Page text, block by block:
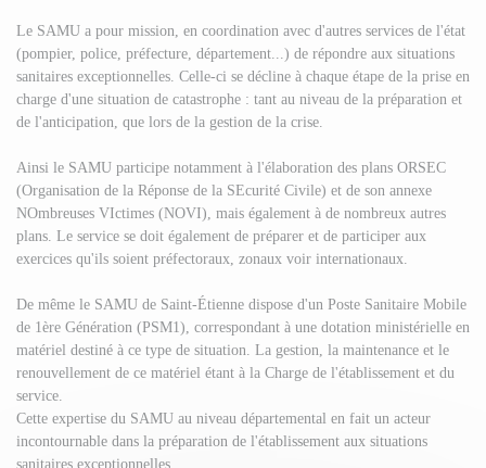
Le SAMU a pour mission, en coordination avec d'autres services de l'état
(pompier, police, préfecture, département...) de répondre aux situations
sanitaires exceptionnelles. Celle-ci se décline à chaque étape de la prise en
charge d'une situation de catastrophe : tant au niveau de la préparation et
de l'anticipation, que lors de la gestion de la crise.
Ainsi le SAMU participe notamment à l'élaboration des plans ORSEC
(Organisation de la Réponse de la SEcurité Civile) et de son annexe
NOmbreuses VIctimes (NOVI), mais également à de nombreux autres
plans. Le service se doit également de préparer et de participer aux
exercices qu'ils soient préfectoraux, zonaux voir internationaux.
De même le SAMU de Saint-Étienne dispose d'un Poste Sanitaire Mobile
de 1ère Génération (PSM1), correspondant à une dotation ministérielle en
matériel destiné à ce type de situation. La gestion, la maintenance et le
renouvellement de ce matériel étant à la Charge de l'établissement et du
service.
Cette expertise du SAMU au niveau départemental en fait un acteur
incontournable dans la préparation de l'établissement aux situations
sanitaires exceptionnelles.